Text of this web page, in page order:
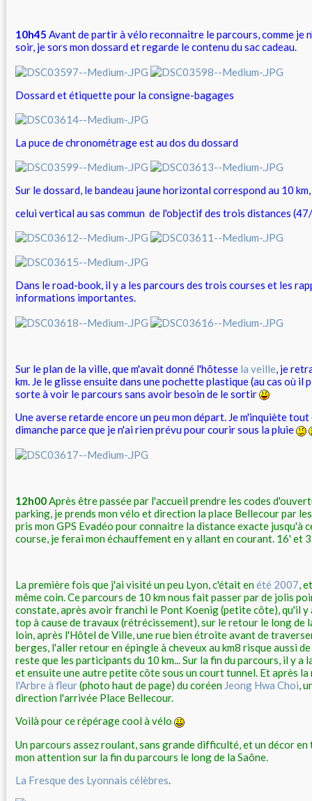
10h45 Avant de partir à vélo reconnaitre le parcours, comme je
soir, je sors mon dossard et regarde le contenu du sac cadeau.
Dossard et étiquette pour la consigne-bagages
La puce de chronométrage est au dos du dossard
Sur le dossard, le bandeau jaune horizontal correspond au 10 km,
celui vertical au sas commun de l'objectif des trois distances
Dans le road-book, il y a les parcours des trois courses et les
informations importantes.
Sur le plan de la ville, que m'avait donné l'hôtesse la veille , je
km. Je le glisse ensuite dans une pochette plastique (au cas où il
sorte à voir le parcours sans avoir besoin de le sortir
Une averse retarde encore un peu mon départ. Je m'inquiète tout
dimanche parce que je n'ai rien prévu pour courir sous la pluie
12h00Après être passée par l'accueil prendre les codes
parking, je prends mon vélo et direction la place Bellecour par
pris mon GPS Evadéo pour connaitre la distance exacte jusqu'à
course, je ferai mon échauffement en y allant en courant. 16' et
La première fois que j'ai visité un peu Lyon, c'était enété 2007,
même coin. Ce parcours de 10 km nous fait passer par de jolis
constate, après avoir franchi le Pont Koenig (petite côte), qu'il y
top à cause de travaux (rétrécissement), sur le retour le long de
loin, après l'Hôtel de Ville, une rue bien étroite avant de
berges, l'aller retour en épingle à cheveux au km8 risque aussi
reste que les participants du 10 km... Sur la fin du parcours, il y a
et ensuite une autre petite côte sous un court tunnel. Et après
l'Arbre à fleur(photo haut de page) du coréen Jeong Hwa Choi,
direction l'arrivée Place Bellecour.
Voilà pour ce répérage cool à vélo
Un parcours assez roulant, sans grande difficulté, et un décor
mon attention sur la fin du parcours le long de la Saône.
La Fresque des Lyonnais célèbres.